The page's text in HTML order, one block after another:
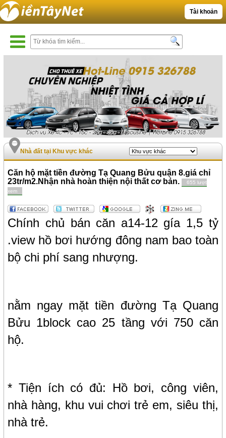
Tài khoản
Nhà đất tại Khu vực khác
Căn hộ mặt tiền đường Tạ Quang Bửu quận 8.giá chỉ
23tr/m2.Nhận nhà hoàn thiện nội thất cơ bản.
655 lượt
xem
Chính chủ bán căn a14-12 gía 1,5 tỷ
.view hồ bơi hướng đông nam bao toàn
bộ chi phí sang nhượng.
nằm ngay mặt tiền đường Tạ Quang
Bửu 1block cao 25 tầng với 750 căn
hộ.
* Tiện ích có đủ: Hồ bơi, công viên,
nhà hàng, khu vui chơi trẻ em, siêu thị,
nhà trẻ.